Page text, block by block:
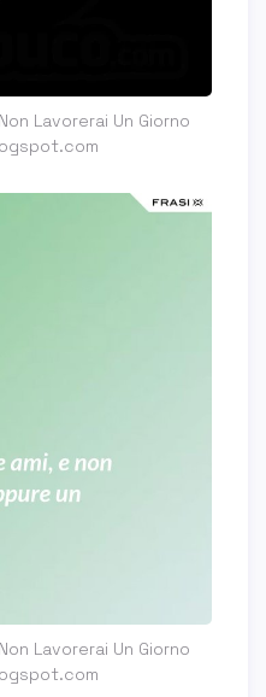
Lavorerai Un Giorno
Lavorerai Un Giorno